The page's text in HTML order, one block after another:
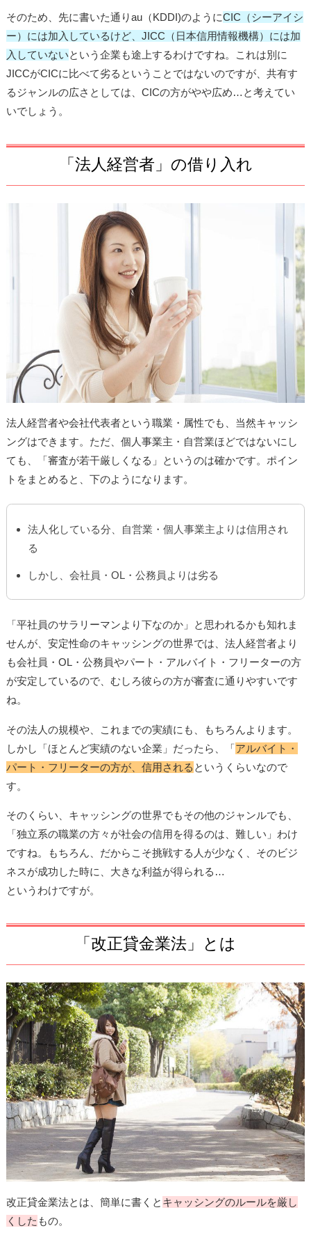
そのため、先に書いた通りau（KDDI)のようにCIC（シーアイシ
ー）には加入しているけど、JICC（日本信用情報機構）には加
入していないという企業も途上するわけですね。これは別に
JICCがCICに比べて劣るということではないのですが、共有す
るジャンルの広さとしては、CICの方がやや広め…と考えてい
いでしょう。
「法人経営者」の借り入れ
法人経営者や会社代表者という職業・属性でも、当然キャッシ
ングはできます。ただ、個人事業主・自営業ほどではないにし
ても、「審査が若干厳しくなる」というのは確かです。ポイン
トをまとめると、下のようになります。
法人化している分、自営業・個人事業主よりは信用され
る
しかし、会社員・OL・公務員よりは劣る
「平社員のサラリーマンより下なのか」と思われるかも知れま
せんが、安定性命のキャッシングの世界では、法人経営者より
も会社員・OL・公務員やパート・アルバイト・フリーターの方
が安定しているので、むしろ彼らの方が審査に通りやすいです
ね。
その法人の規模や、これまでの実績にも、もちろんよります。
しかし「ほとんど実績のない企業」だったら、「アルバイト・
パート・フリーターの方が、信用される というくらいなので
す。
そのくらい、キャッシングの世界でもその他のジャンルでも、
「独立系の職業の方々が社会の信用を得るのは、難しい」わけ
ですね。もちろん、だからこそ挑戦する人が少なく、そのビジ
ネスが成功した時に、大きな利益が得られる…
というわけですが。
「改正貸金業法」とは
改正貸金業法とは、簡単に書くと キャッシングのルールを厳し
くした もの。